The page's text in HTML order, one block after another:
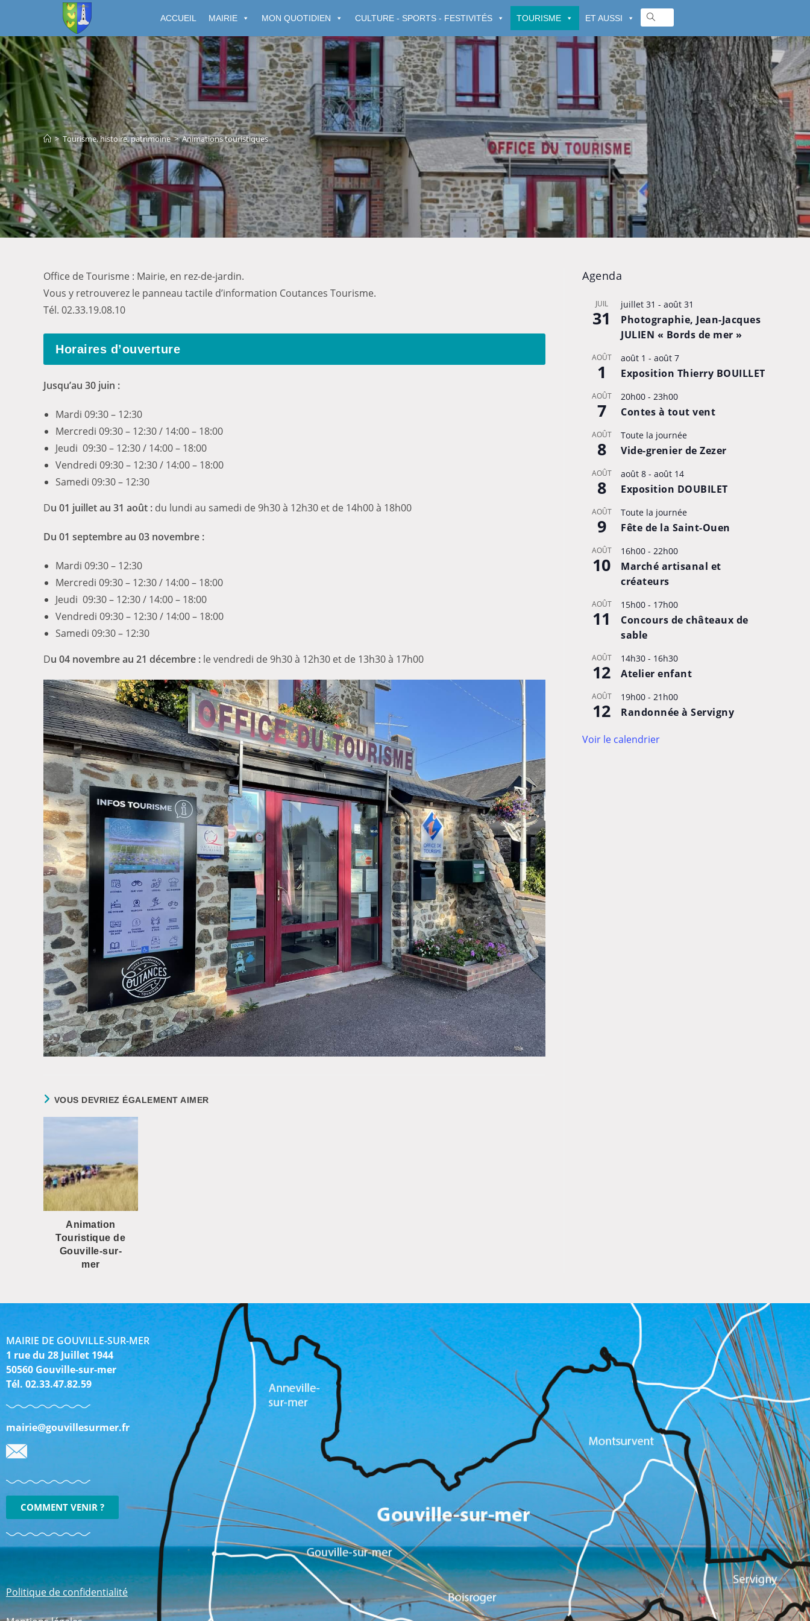
ACCUEIL MAIRIE MON QUOTIDIEN CULTURE - SPORTS - FESTIVITÉS TOURISME ET AUSSI
> Tourisme, histoire, patrimoine > Animations touristiques
Office de Tourisme : Mairie, en rez-de-jardin.
Vous y retrouverez le panneau tactile d’information Coutances Tourisme.
Tél. 02.33.19.08.10
Horaires d’ouverture
Jusqu’au 30 juin :
Mardi 09:30 – 12:30
Mercredi 09:30 – 12:30 / 14:00 – 18:00
Jeudi 09:30 – 12:30 / 14:00 – 18:00
Vendredi 09:30 – 12:30 / 14:00 – 18:00
Samedi 09:30 – 12:30
Du 01 juillet au 31 août : du lundi au samedi de 9h30 à 12h30 et de 14h00 à 18h00
Du 01 septembre au 03 novembre :
Mardi 09:30 – 12:30
Mercredi 09:30 – 12:30 / 14:00 – 18:00
Jeudi 09:30 – 12:30 / 14:00 – 18:00
Vendredi 09:30 – 12:30 / 14:00 – 18:00
Samedi 09:30 – 12:30
Du 04 novembre au 21 décembre : le vendredi de 9h30 à 12h30 et de 13h30 à 17h00
VOUS DEVRIEZ ÉGALEMENT AIMER
Animation
Touristique de
Gouville-sur-
mer
Agenda
JUIL
31
juillet 31 - août 31
Photographie, Jean-Jacques
JULIEN « Bords de mer »
AOÛT
1
août 1 - août 7
Exposition Thierry BOUILLET
AOÛT
7
20h00 - 23h00
Contes à tout vent
AOÛT
8
Toute la journée
Vide-grenier de Zezer
AOÛT
8
août 8 - août 14
Exposition DOUBILET
AOÛT
9
Toute la journée
Fête de la Saint-Ouen
AOÛT
10
16h00 - 22h00
Marché artisanal et
créateurs
AOÛT
11
15h00 - 17h00
Concours de châteaux de
sable
AOÛT
12
14h30 - 16h30
Atelier enfant
AOÛT
12
19h00 - 21h00
Randonnée à Servigny
Voir le calendrier
MAIRIE DE GOUVILLE-SUR-MER
1 rue du 28 Juillet 1944
50560 Gouville-sur-mer
Tél. 02.33.47.82.59
mairie@gouvillesurmer.fr
COMMENT VENIR ?
Politique de confidentialité
Cookies management panel